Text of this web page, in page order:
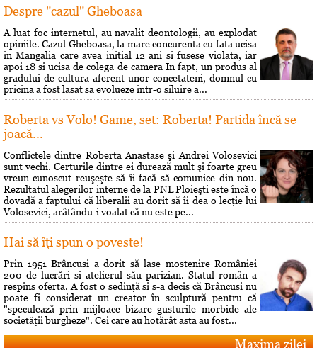
Despre "cazul" Gheboasa
A luat foc internetul, au navalit deontologii, au explodat
opiniile. Cazul Gheboasa, la mare concurenta cu fata ucisa
in Mangalia care avea initial 12 ani si fusese violata, iar
apoi 18 si ucisa de colega de camera In fapt, un produs al
gradului de cultura aferent unor concetateni, domnul cu
pricina a fost lasat sa evolueze intr-o siluire a...
Roberta vs Volo! Game, set: Roberta! Partida încă se
joacă...
Conflictele dintre Roberta Anastase şi Andrei Volosevici
sunt vechi. Certurile dintre ei durează mult şi foarte greu
vreun cunoscut reuşeşte să îi facă să comunice din nou.
Rezultatul alegerilor interne de la PNL Ploieşti este încă o
dovadă a faptului că liberalii au dorit să îi dea o lecţie lui
Volosevici, arâtându-i voalat că nu este pe...
Hai să îţi spun o poveste!
Prin 1951 Brâncusi a dorit să lase mostenire României
200 de lucrări si atelierul său parizian. Statul român a
respins oferta. A fost o sedinţă si s-a decis că Brâncusi nu
poate fi considerat un creator în sculptură pentru că
"speculează prin mijloace bizare gusturile morbide ale
societăţii burgheze". Cei care au hotărât asta au fost...
Maxima zilei